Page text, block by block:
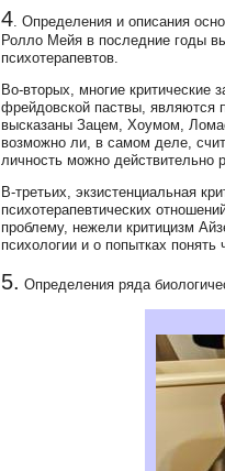
4. Определения и описания
Ролло Мейя в последние годы
психотерапевтов.
Во-вторых, многие критические
фрейдовской паствы, являются
высказаны Зацем, Хоумом,
возможно ли, в самом деле,
личность можно действительно
В-третьих, экзистенциальная
психотерапевтических
проблему, нежели критицизм
психологии и о попытках
5. Определения ряда